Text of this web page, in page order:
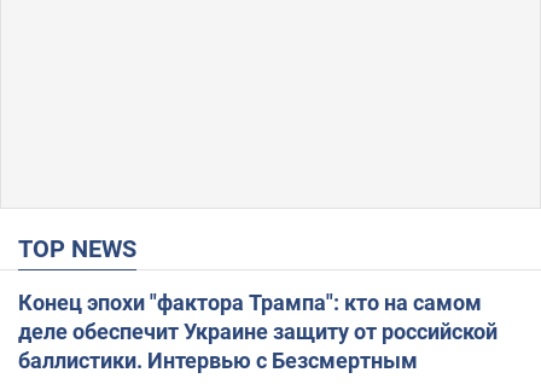
TOP NEWS
Конец эпохи "фактора Трампа": кто на самом
деле обеспечит Украине защиту от российской
баллистики. Интервью с Безсмертным